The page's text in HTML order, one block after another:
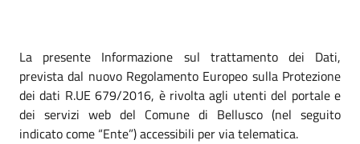
La presente Informazione sul trattamento dei Dati,
prevista dal nuovo Regolamento Europeo sulla Protezione
dei dati R.UE 679/2016, è rivolta agli utenti del portale e
dei servizi web del Comune di Bellusco (nel seguito
indicato come “Ente”) accessibili per via telematica.